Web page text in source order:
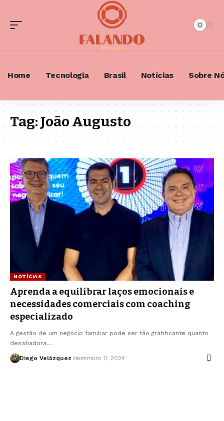
Home Tecnologia Brasil Notícias Sobre
Tag:João Augusto
NOTÍCIAS
Aprenda a equilibrar laços emocionais e
necessidades comerciais com coaching
especializado
A gestão de um negócio familiar pode ser tão gratificante quanto
desafiadora.…
Diego Velázquez dezembro 11, 2024